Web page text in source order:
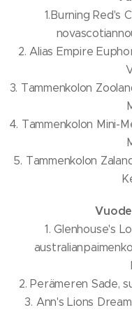
1.Burning Red's
2. Alias Empire
3. Tammenkolon
4. Tammenkolon Mini-
5. Tammenkolon
1. Glenhouse's
2. Perämeren Sade,
3. Ann's Lions